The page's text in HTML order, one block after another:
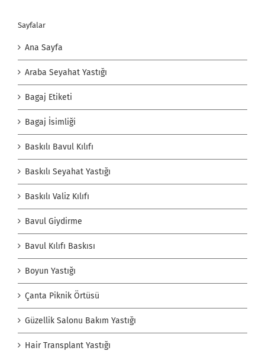
Sayfalar
Ana Sayfa
Araba Seyahat Yastığı
Bagaj Etiketi
Bagaj İsimliği
Baskılı Bavul Kılıfı
Baskılı Seyahat Yastığı
Baskılı Valiz Kılıfı
Bavul Giydirme
Bavul Kılıfı Baskısı
Boyun Yastığı
Çanta Piknik Örtüsü
Güzellik Salonu Bakım Yastığı
Hair Transplant Yastığı